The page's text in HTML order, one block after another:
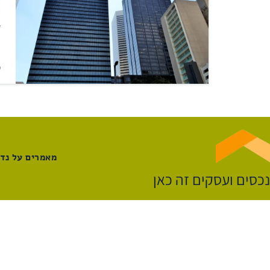
נכסים ועסקים זה כאן
מאמרים על